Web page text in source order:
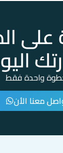
على
واحدة فقط
معنا الأن